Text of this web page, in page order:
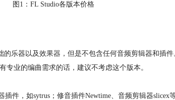
图1：FL Studio各版本价格
的乐器以及效果器 ，但是不包含任何音频剪辑器和插
专业的编曲需求的话，建议不考虑这个版本。
插件，如sytrus；修音插件Newtime、音频剪辑器